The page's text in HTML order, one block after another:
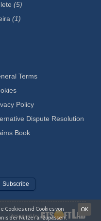
(5)
(1)
Terms
Policy
Dispute Resolution
Book
Subscribe
Designed by
OK
und Cookies von
der Nutzer anzupassen.